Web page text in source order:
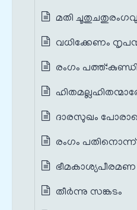
മതി
വധിക്കേണം
രംഗം
ദാരസുഖം
രംഗം
ഭീമകാശ്യപീരമണ
തീർന്നു സങ്കടം